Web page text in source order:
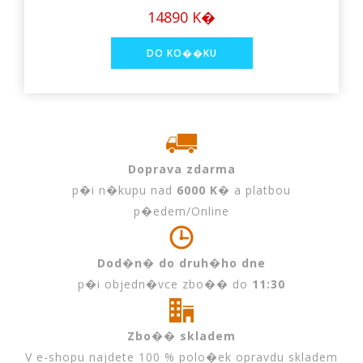
14890 K�
Doprava zdarma
p�i n�kupu nad 6000 K� a platbou
p�edem/Online
Dod�n� do druh�ho dne
p�i objedn�vce zbo�� do 11:30
Zbo�� skladem
V e-shopu najdete 100 % polo�ek opravdu skladem